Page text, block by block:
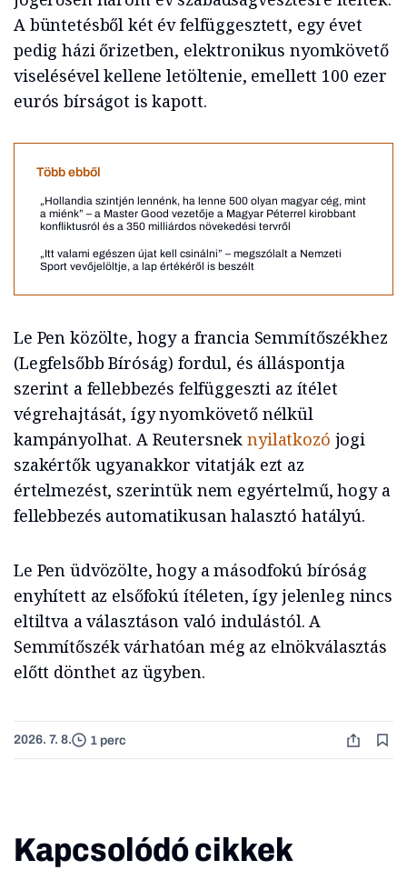
A büntetésből két év felfüggesztett, egy évet
pedig házi őrizetben, elektronikus nyomkövető
viselésével kellene letöltenie, emellett 100 ezer
eurós bírságot is kapott.
Több ebből
„Hollandia szintjén lennénk, ha lenne 500 olyan magyar cég, mint
a miénk” – a Master Good vezetője a Magyar Péterrel kirobbant
konfliktusról és a 350 milliárdos növekedési tervről
„Itt valami egészen újat kell csinálni” – megszólalt a Nemzeti
Sport vevőjelöltje, a lap értékéről is beszélt
Le Pen közölte, hogy a francia Semmítőszékhez
(Legfelsőbb Bíróság) fordul, és álláspontja
szerint a fellebbezés felfüggeszti az ítélet
végrehajtását, így nyomkövető nélkül
kampányolhat. A Reutersneknyilatkozó jogi
szakértők ugyanakkor vitatják ezt az
értelmezést, szerintük nem egyértelmű, hogy a
fellebbezés automatikusan halasztó hatályú.
Le Pen üdvözölte, hogy a másodfokú bíróság
enyhített az elsőfokú ítéleten, így jelenleg nincs
eltiltva a választáson való indulástól. A
Semmítőszék várhatóan még az elnökválasztás
előtt dönthet az ügyben.
2026. 7. 8. 1 perc
Kapcsolódó cikkek